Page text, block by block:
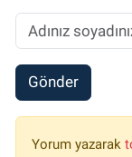
Gönder
Yorum yazarak